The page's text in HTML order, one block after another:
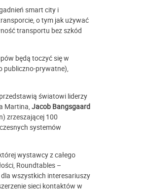
smart city i
o tym jak używać
transportu bez szkód
będą toczyć się w
publiczno-prywatne),
światowi liderzy
Martina, Jacob Bangsgaard
zrzeszającej 100
systemów
wystawcy z całego
Roundtables –
wszystkich interesariuszy
sieci kontaktów w